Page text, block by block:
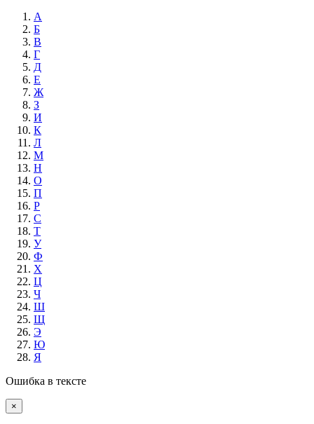
А
Б
В
Г
Д
Е
Ж
З
И
К
Л
М
Н
О
П
Р
С
Т
У
Ф
Х
Ц
Ч
Ш
Щ
Э
Ю
Я
Ошибка в тексте
×